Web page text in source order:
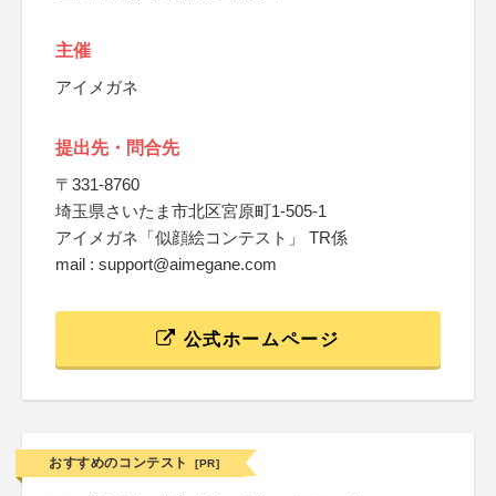
主催
アイメガネ
提出先・問合先
〒331-8760
埼玉県さいたま市北区宮原町1-505-1
アイメガネ「似顔絵コンテスト」 TR係
mail : support@aimegane.com
公式ホームページ
おすすめのコンテスト [PR]